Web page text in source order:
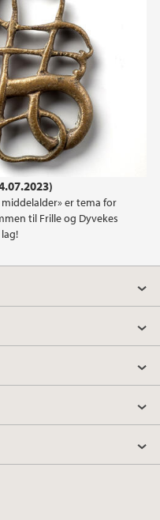
er tema for
til Frille og Dyvekes
(1)